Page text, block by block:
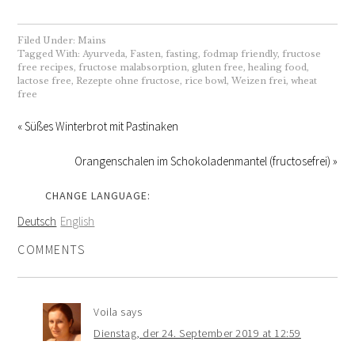
Filed Under: Mains
Tagged With:Ayurveda, Fasten,fasting,fodmap friendly,fructose
free recipes,fructose malabsorption, gluten free,healing food,
lactose free, Rezepte ohne fructose, rice bowl,Weizen frei,wheat
free
« Süßes Winterbrot mit Pastinaken
Orangenschalen im Schokoladenmantel (fructosefrei) »
CHANGE LANGUAGE:
Deutsch English
COMMENTS
Voila says
Dienstag, der 24. September 2019 at 12:59